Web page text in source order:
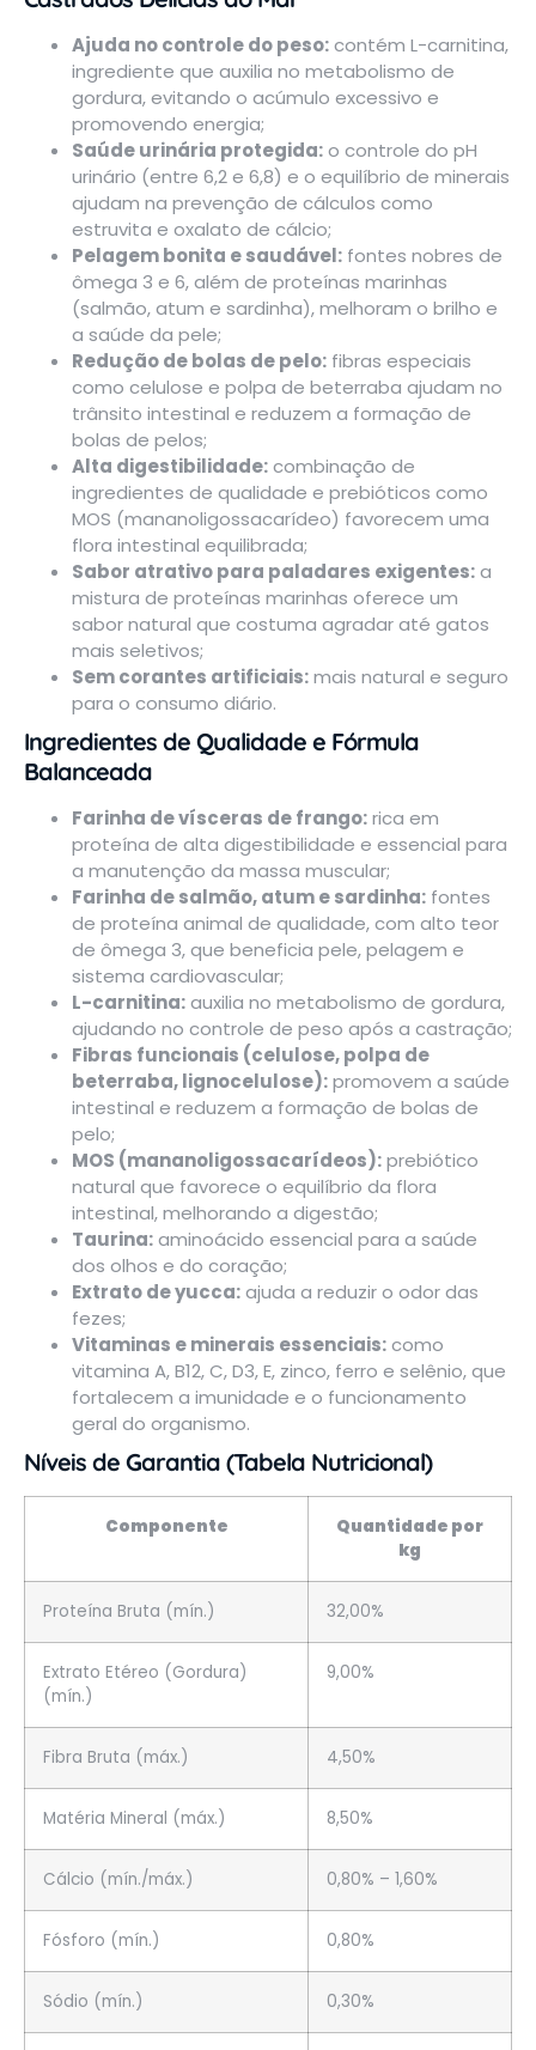
Ajuda no controle do peso:contém L-carnitina,
ingrediente que auxilia no metabolismo de
gordura, evitando o acúmulo excessivo e
promovendo energia;
Saúde urinária protegida:o controle do pH
urinário (entre 6,2 e 6,8) e o equilíbrio de minerais
ajudam na prevenção de cálculos como
estruvita e oxalato de cálcio;
Pelagem bonita e saudável: fontes nobres de
ômega 3 e 6, além de proteínas marinhas
(salmão, atum e sardinha), melhoram o brilho e
a saúde da pele;
Redução de bolas de pelo: fibras especiais
como celulose e polpa de beterraba ajudam no
trânsito intestinal e reduzem a formação de
bolas de pelos;
Alta digestibilidade:combinação de
ingredientes de qualidade e prebióticos como
MOS (mananoligossacarídeo) favorecem uma
flora intestinal equilibrada;
Sabor atrativo para paladares exigentes:a
mistura de proteínas marinhas oferece um
sabor natural que costuma agradar até gatos
mais seletivos;
Sem corantes artificiais:mais natural e seguro
para o consumo diário.
Ingredientes de Qualidade e Fórmula
Balanceada
Farinha de vísceras de frango:rica em
proteína de alta digestibilidade e essencial para
a manutenção da massa muscular;
Farinha de salmão, atum e sardinha: fontes
de proteína animal de qualidade, com alto teor
de ômega 3, que beneficia pele, pelagem e
sistema cardiovascular;
L-carnitina:auxilia no metabolismo de gordura,
ajudando no controle de peso após a castração;
Fibras funcionais (celulose, polpa de
beterraba, lignocelulose):promovem a saúde
intestinal e reduzem a formação de bolas de
pelo;
MOS (mananoligossacarídeos):prebiótico
natural que favorece o equilíbrio da flora
intestinal, melhorando a digestão;
Taurina:aminoácido essencial para a saúde
dos olhos e do coração;
Extrato de yucca:ajuda a reduzir o odor das
fezes;
Vitaminas e minerais essenciais:como
vitamina A, B12, C, D3, E, zinco, ferro e selênio, que
fortalecem a imunidade e o funcionamento
geral do organismo.
Níveis de Garantia (Tabela Nutricional)
Componente
Quantidade por
kg
Proteína Bruta (mín.) 32,00%
Extrato Etéreo (Gordura)
(mín.)
9,00%
Fibra Bruta (máx.) 4,50%
Matéria Mineral (máx.) 8,50%
Cálcio (mín./máx.) 0,80% – 1,60%
Fósforo (mín.) 0,80%
Sódio (mín.) 0,30%